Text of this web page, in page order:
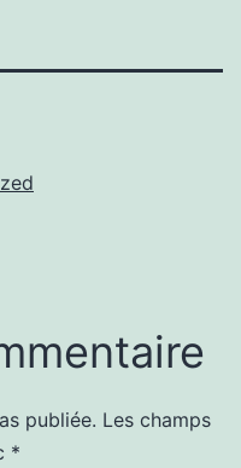
publiée. Les champs
*